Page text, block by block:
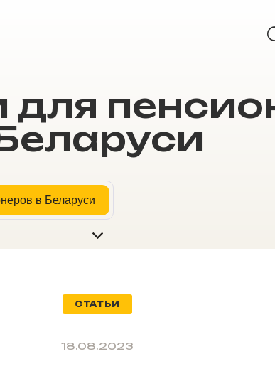
в Беларуси
СТАТЬИ
18.08.2023